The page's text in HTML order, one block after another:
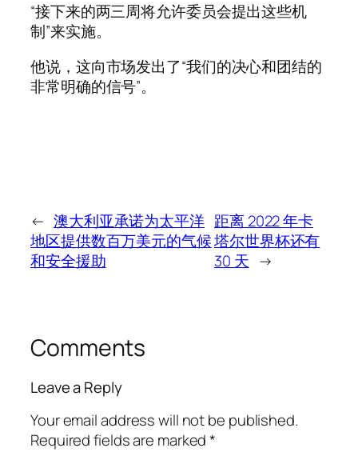
“接下来的两三周将允许委员会提出这些机
制”来实施。
他说，这向市场发出了“我们的决心和团结的
非常明确的信号”。
← 澳大利亚承诺为太平洋
地区提供数百万美元的气候
和安全援助
距离 2022 年卡
塔尔世界杯还有
30 天 →
Comments
Leave a Reply
Your email address will not be published.
Required fields are marked*